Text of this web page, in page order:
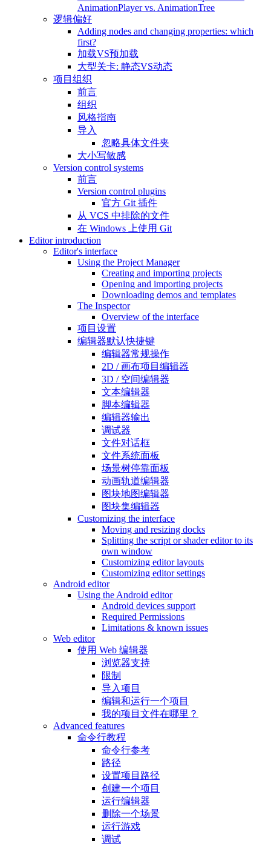
AnimationPlayer vs. AnimationTree
逻辑偏好
Adding nodes and changing properties: which
first?
加载VS预加载
大型关卡: 静态VS动态
项目组织
前言
组织
风格指南
导入
忽略具体文件夹
大小写敏感
Version control systems
前言
Version control plugins
官方 Git 插件
从 VCS 中排除的文件
在 Windows 上使用 Git
Editor introduction
Editor's interface
Using the Project Manager
Creating and importing projects
Opening and importing projects
Downloading demos and templates
The Inspector
Overview of the interface
项目设置
编辑器默认快捷键
编辑器常规操作
2D / 画布项目编辑器
3D / 空间编辑器
文本编辑器
脚本编辑器
编辑器输出
调试器
文件对话框
文件系统面板
场景树停靠面板
动画轨道编辑器
图块地图编辑器
图块集编辑器
Customizing the interface
Moving and resizing docks
Splitting the script or shader editor to its
own window
Customizing editor layouts
Customizing editor settings
Android editor
Using the Android editor
Android devices support
Required Permissions
Limitations & known issues
Web editor
使用 Web 编辑器
浏览器支持
限制
导入项目
编辑和运行一个项目
我的项目文件在哪里？
Advanced features
命令行教程
命令行参考
路径
设置项目路径
创建一个项目
运行编辑器
删除一个场景
运行游戏
调试